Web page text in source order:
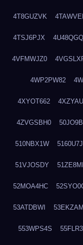
4T8GUZVK
4TSJ6PJX
4VFMWJZ0
4WP2PW82
4XYOT662
4ZVGSBH0
510NBX1W
51VJOSDY
52MOA4HC
53ATDBWI
553WPS4S